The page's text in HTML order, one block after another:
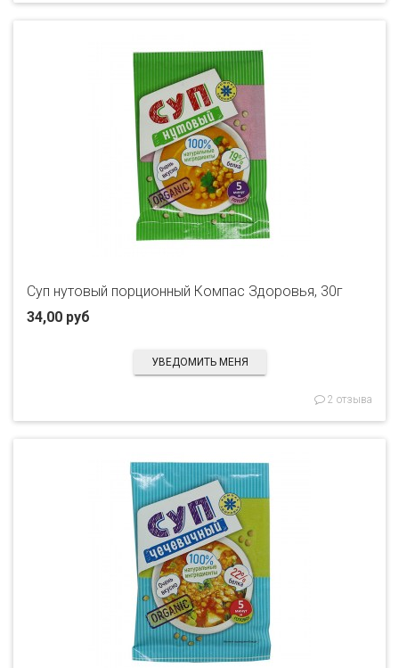
Суп нутовый порционный Компас Здоровья, 30г
34,00 руб
УВЕДОМИТЬ МЕНЯ
2 отзыва